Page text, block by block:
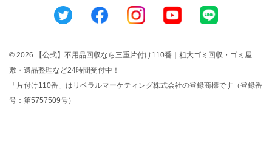
© 2026 【公式】不用品回収なら三重片付け110番｜粗大ゴミ回収・ゴミ屋
敷・遺品整理など24時間受付中！
「片付け110番」はリベラルマーケティング株式会社の登録商標です（登録番
号：第5757509号）